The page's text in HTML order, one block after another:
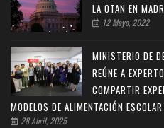
LA OTAN EN
12 Mayo, 2022
MINISTERIO DE
REÚNE A
COMPARTIR
MODELOS DE ALIMENTACIÓN ESCOLAR
28 Abril, 2025